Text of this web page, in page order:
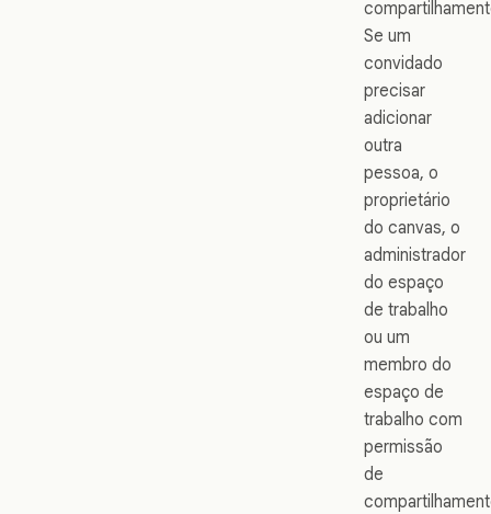
Se um
convidado
precisar
adicionar
outra
pessoa, o
proprietário
do canvas, o
administrador
do espaço
de trabalho
ou um
membro do
espaço de
trabalho com
permissão
de